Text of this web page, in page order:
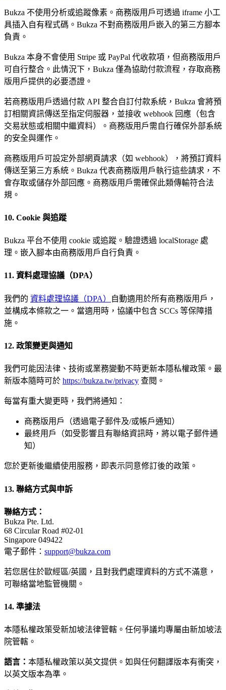
Bukza 不使用分析或追蹤像素。商務版用戶可透過 iframe 小工
具插入自有程式碼。Bukza 不對商務版用戶嵌入的第三方腳本
負責。
Bukza 本身不會使用 Stripe 或 PayPal 代收款項，但商務版用戶
可自行整合。此情況下，Bukza 僅為協助付款流程，存取商務
版用戶提供的必要憑證。
若商務版用戶透過付款 API 整合自訂付款系統，Bukza 會將預
訂相關資訊傳送至指定伺服器，並接收 webhook 回應（包含
交易狀態或相關中繼資料）。商務版用戶需自行確保外部系統
的安全與運作。
商務版用戶可設定外部網頁請求（如 webhook），將預訂資料
傳送至第三方系統。Bukza 代表商務版用戶執行這些請求，不
會存取或儲存外部回應。商務版用戶需確保此類傳輸符合法
規。
10. Cookie 與追蹤
Bukza 平台不使用 cookie 或追蹤。驗證透過 localStorage 處
理。嵌入腳本由商務版用戶自行負責。
11. 資料處理協議（DPA）
我們的 資料處理協議（DPA）
自動適用於所有商務版用戶，
並構成本條款之一。當適用時，協議中包含 SCCs 等保障措
施。
12. 政策變更與通知
我們可能因法律、技術或業務變動不時更新本隱私權政策。最
新版本隨時可於 https://bukza.tw/privacy 查閱。
每當有重大變更時，我們將通知：
商務版用戶（透過電子郵件及/或帳戶通知）
最終用戶（如受影響且有聯絡資訊時，將以電子郵件通
知）
您於更新後繼續使用服務，即表示同意修訂後的政策。
13. 聯絡方式與申訴
聯絡方式：
Bukza Pte. Ltd.
68 Circular Road #02-01
Singapore 049422
電子郵件： support@bukza.com
若您居住於歐經區/英國，且對我們處理資料的方式不滿意，
可聯絡當地監管機關。
14. 準據法
本隱私權政策受新加坡法律管轄。任何爭議均專屬由新加坡法
院管轄。
語言： 本隱私權政策以英文提供。如與任何翻譯版本有衝突，
以英文版本為準。